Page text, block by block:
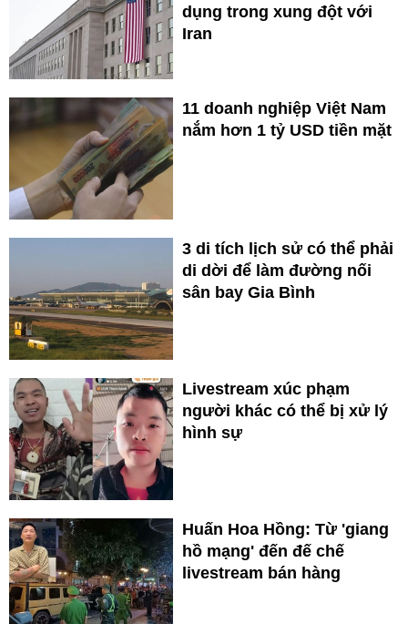
dụng trong xung đột với
Iran
11 doanh nghiệp Việt Nam
nắm hơn 1 tỷ USD tiền mặt
3 di tích lịch sử có thể phải
di dời để làm đường nối
sân bay Gia Bình
Livestream xúc phạm
người khác có thể bị xử lý
hình sự
Huấn Hoa Hồng: Từ 'giang
hồ mạng' đến đế chế
livestream bán hàng